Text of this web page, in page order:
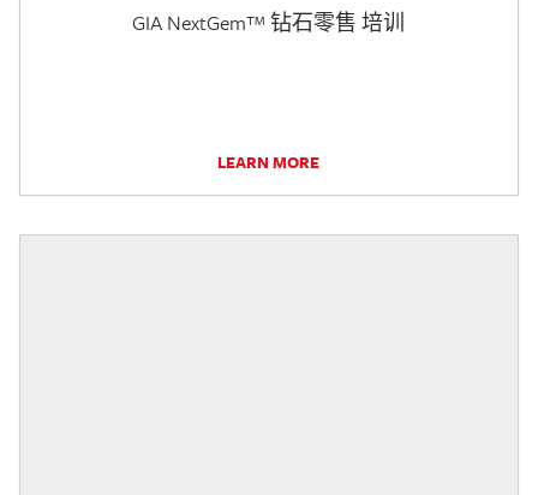
GIA NextGem™ 钻石零售 培训
LEARN MORE